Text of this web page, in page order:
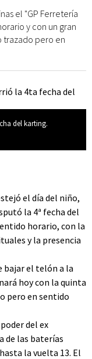
el "GP Ferretería
y con un gran
trazado pero en
del karting.
el día del niño,
la 4ª fecha del
horario, con la
y la presencia
bajar el telón a la
hoy con la quinta
pero en sentido
del ex
de las baterías
la vuelta 13. El